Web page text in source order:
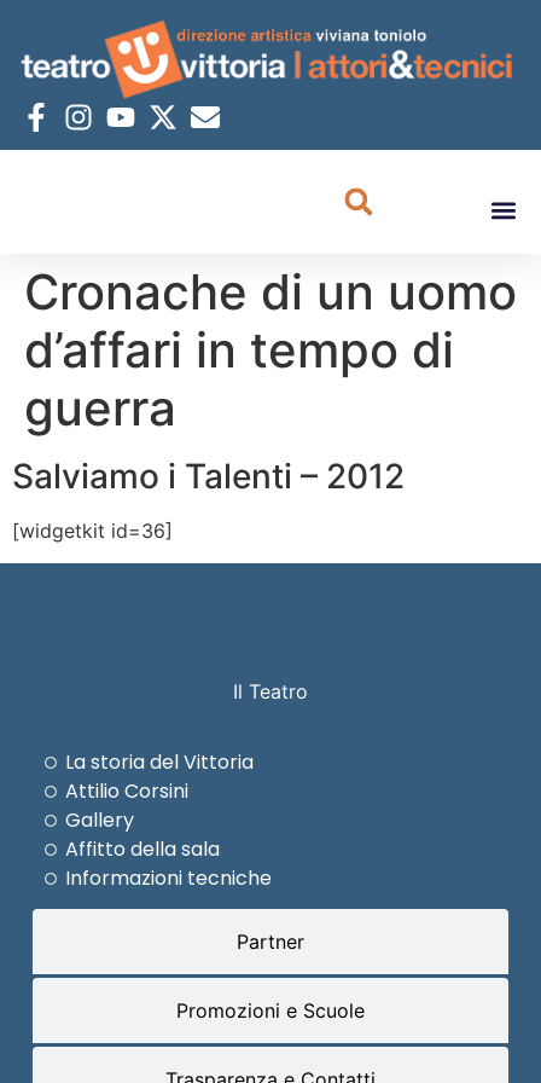
Cronache di un uomo
d’affari in tempo di
guerra
Salviamo i Talenti – 2012
[widgetkit id=36]
Il Teatro
Partner
Promozioni e Scuole
La storia del Vittoria
Attilio Corsini
Gallery
Affitto della sala
Informazioni tecniche